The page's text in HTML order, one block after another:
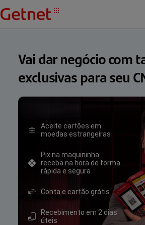
Vai dar negócio com
exclusivas para seu
Aceite cartões em
moedas estrangeiras
Pix na maquininha:
receba na hora de forma
rápida e segura
Conta e cartão grátis
Recebimento em 2 dias
úteis